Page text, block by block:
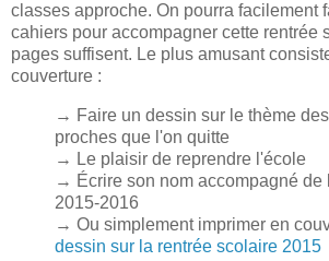
classes approche. On pourra facilement
cahiers pour accompagner cette rentrée
pages suffisent. Le plus amusant
couverture :
→ Faire un dessin sur le thème
proches que l'on quitte
→ Le plaisir de reprendre l'école
→ Écrire son nom accompagné de
2015-2016
→ Ou simplement imprimer en
dessin sur la rentrée scolaire 2015